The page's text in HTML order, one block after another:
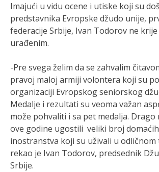
Imajući u vidu ocene i utiske koji su
predstavnika Evropske džudo unije,
federacije Srbije, Ivan Todorov ne
urađenim.
-Pre svega želim da se zahvalim
pravoj maloj armiji volontera koji su
organizaciji Evropskog seniorskog
Medalje i rezultati su veoma važan
može pohvaliti i sa pet medalja. Drago
ove godine ugostili veliki broj
inostranstva koji su uživali u odličnom
rekao je Ivan Todorov, predsednik
Srbije.